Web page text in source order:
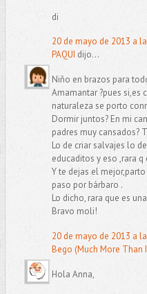
di
20 de mayo de 2013 a
PAQUI dijo...
Niño en brazos para
Amamantar ?pues si,es
naturaleza se porto
Dormir juntos? En mi
padres muy cansados?
Lo de criar salvajes lo
educaditos y eso ,rara q
Y te dejas el
paso por bárbaro .
Lo dicho, rara que es
Bravo moli!
20 de mayo de 2013 a
Bego (Much More Than
Hola Anna,